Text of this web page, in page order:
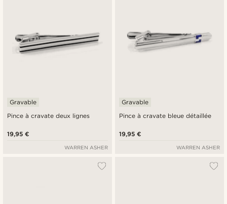
Pince à cravate deux lignes
Gravable
19,95 €
WARREN ASHER
Pince à cravate bleue détaillée
Gravable
19,95 €
WARREN ASHER